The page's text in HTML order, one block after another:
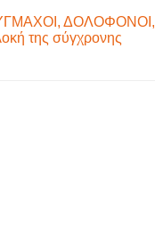
ΔΟΛΟΦΟΝΟΙ,
της σύγχρονης